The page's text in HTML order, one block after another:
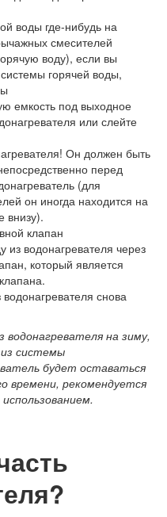
воды где-нибудь на
смесителей
воду), если вы
системы горячей воды,
емкость под выходное
или слейте
Он должен быть
перед
(для
он иногда находится на
внизу).
клапан
из водонагревателя через
который является
снова
водонагревателя на зиму,
системы
будет оставаться
времени, рекомендуется